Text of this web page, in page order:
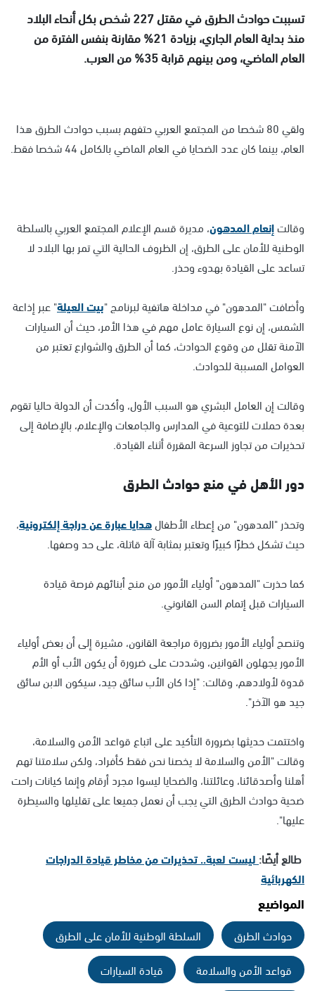
تسببت حوادث الطرق في مقتل 227 شخص بكل أنحاء البلاد
منذ بداية العام الجاري، بزيادة 21% مقارنة بنفس الفترة من
العام الماضي، ومن بينهم قرابة 35% من العرب.
ولقي 80 شخصا من المجتمع العربي حتفهم بسبب حوادث الطرق هذا
العام، بينما كان عدد الضحايا في العام الماضي بالكامل 44 شخصا فقط.
وقالتإنعام المدهون، مديرة قسم الإعلام المجتمع العربي بالسلطة
الوطنية للأمان على الطرق، إن الظروف الحالية التي تمر بها البلاد لا
تساعد على القيادة بهدوء وحذر.
وأضافت "المدهون" في مداخلة هاتفية لبرنامج "بيت العيلة" عبر إذاعة
الشمس، إن نوع السيارة عامل مهم في هذا الأمر، حيث أن السيارات
الآمنة تقلل من وقوع الحوادث، كما أن الطرق والشوارع تعتبر من
العوامل المسببة للحوادث.
وقالت إن العامل البشري هو السبب الأول، وأكدت أن الدولة حاليا تقوم
بعدة حملات للتوعية في المدارس والجامعات والإعلام، بالإضافة إلى
تحذيرات من تجاوز السرعة المقررة أثناء القيادة.
دور الأهل في منع حوادث الطرق
وتحذر "المدهون" من إعطاء الأطفالهدايا عبارة عن دراجة إلكترونية،
حيث تشكل خطرًا كبيرًا وتعتبر بمثابة آلة قاتلة، على حد وصفها.
كما حذرت "المدهون" أولياء الأمور من منح أبنائهم فرصة قيادة
السيارات قبل إتمام السن القانوني.
وتنصح أولياء الأمور بضرورة مراجعة القانون، مشيرة إلى أن بعض أولياء
الأمور يجهلون القوانين، وشددت على ضرورة أن يكون الأب أو الأم
قدوة لأولادهم، وقالت: "إذا كان الأب سائق جيد، سيكون الابن سائق
جيد هو الآخر".
واختتمت حديثها بضرورة التأكيد على اتباع قواعد الأمن والسلامة،
وقالت "الأمن والسلامة لا يخصنا نحن فقط كأفراد، ولكن سلامتنا تهم
أهلنا وأصدقائنا، وعائلتنا، والضحايا ليسوا مجرد أرقام وإنما كيانات راحت
ضحية حوادث الطرق التي يجب أن نعمل جميعا على تقليلها والسيطرة
عليها".
طالع أيضًا: ليست لعبة.. تحذيرات من مخاطر قيادة الدراجات
الكهربائية
المواضيع
حوادث الطرق
السلطة الوطنية للأمان على الطرق
قواعد الأمن والسلامة
قيادة السيارات